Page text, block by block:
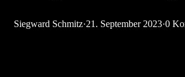
Siegward Schmitz·21. September 2023·0